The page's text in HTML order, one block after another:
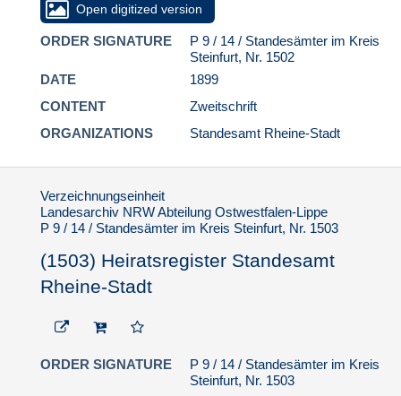
Open digitized version
ORDER SIGNATURE
P 9 / 14 / Standesämter im Kreis
Steinfurt, Nr. 1502
DATE
1899
CONTENT
Zweitschrift
ORGANIZATIONS
Standesamt Rheine-Stadt
Verzeichnungseinheit
Landesarchiv NRW Abteilung Ostwestfalen-Lippe
P 9 / 14 / Standesämter im Kreis Steinfurt, Nr. 1503
(1503) Heiratsregister Standesamt
Rheine-Stadt
ORDER SIGNATURE
P 9 / 14 / Standesämter im Kreis
Steinfurt, Nr. 1503